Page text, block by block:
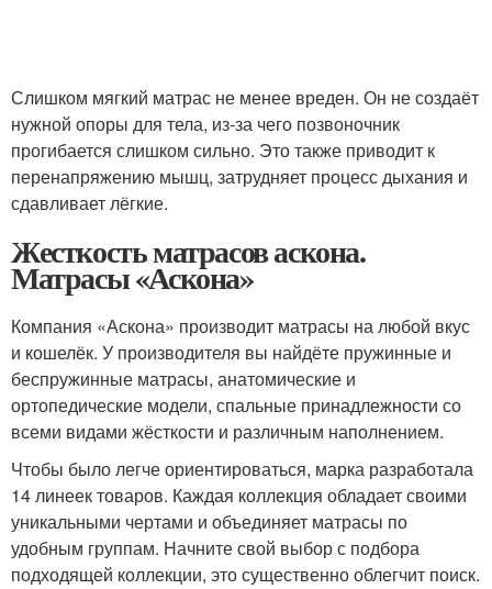
Слишком мягкий матрас не менее вреден. Он не создаёт
нужной опоры для тела, из-за чего позвоночник
прогибается слишком сильно. Это также приводит к
перенапряжению мышц, затрудняет процесс дыхания и
сдавливает лёгкие.
Жесткость матрасов аскона.
Матрасы «Аскона»
Компания «Аскона» производит матрасы на любой вкус
и кошелёк. У производителя вы найдёте пружинные и
беспружинные матрасы, анатомические и
ортопедические модели, спальные принадлежности со
всеми видами жёсткости и различным наполнением.
Чтобы было легче ориентироваться, марка разработала
14 линеек товаров. Каждая коллекция обладает своими
уникальными чертами и объединяет матрасы по
удобным группам. Начните свой выбор с подбора
подходящей коллекции, это существенно облегчит поиск.